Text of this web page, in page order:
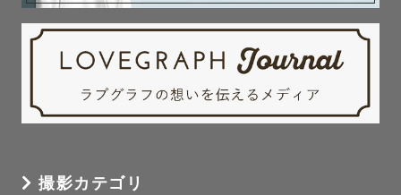
撮影カテゴリ